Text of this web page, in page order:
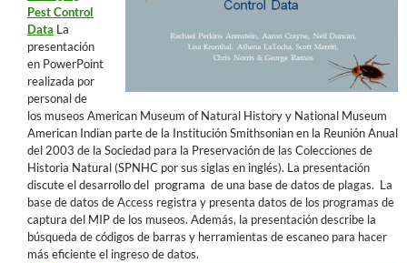
Pest Control
Data La
presentación
en PowerPoint
realizada por
personal de
los museos American Museum of Natural History y National Museum
American Indian parte de la Institución Smithsonian en la Reunión Anual
del 2003 de la Sociedad para la Preservación de las Colecciones de
Historia Natural (SPNHC por sus siglas en inglés). La presentación
discute el desarrollo del programa de una base de datos de plagas. La
base de datos de Access registra y presenta datos de los programas de
captura del MIP de los museos. Además, la presentación describe la
búsqueda de códigos de barras y herramientas de escaneo para hacer
más eficiente el ingreso de datos.